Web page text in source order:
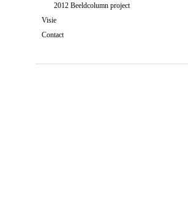
2012 Beeldcolumn project
Visie
Contact